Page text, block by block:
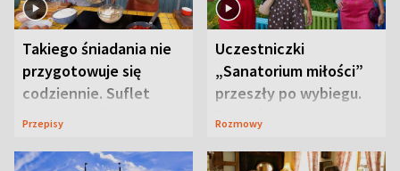
Takiego śniadania nie
przygotowuje się
codziennie. Suflet
serowy zachwyca
Przepisy
Uczestniczki
„Sanatorium miłości”
przeszły po wybiegu.
Te stylizacje
Rozmowy